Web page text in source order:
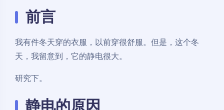
前言
我有件冬天穿的衣服，以前穿很舒服。但是，这个冬
天，我留意到，它的静电很大。
研究下。
静电的原因